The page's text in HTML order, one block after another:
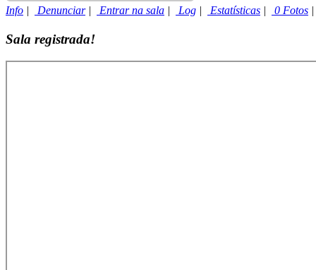
Info | Denunciar| Entrar na sala | Log | Estatísticas | 0 Fotos
Sala registrada!